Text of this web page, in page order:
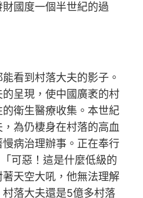
國度一個半世紀的過
到村落大夫的影子。
呈現，使中國廣袤的村
衛生醫療收集。本世紀
為仍棲身在村落的高血
病治理辦事。正在奉行
可惡！這是什麼低級的
天空大吼，他無法理解
落大夫還是5億多村落